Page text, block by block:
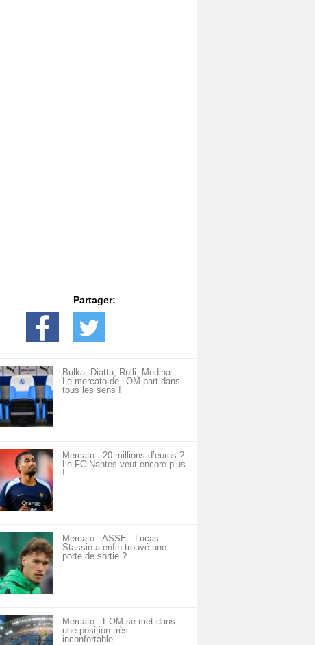
Partager:
Bulka, Diatta, Rulli, Medina…
Le mercato de l’OM part dans
tous les sens !
Mercato : 20 millions d’euros ?
Le FC Nantes veut encore plus
!
Mercato - ASSE : Lucas
Stassin a enfin trouvé une
porte de sortie ?
Mercato : L’OM se met dans
une position très
inconfortable…